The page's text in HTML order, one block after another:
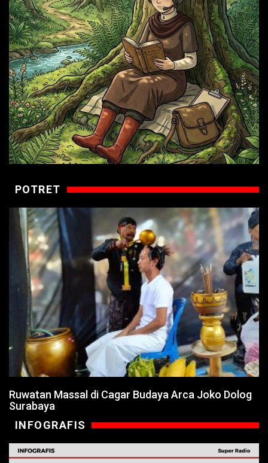
POTRET
Ruwatan Massal di Cagar Budaya Arca Joko Dolog
Surabaya
INFOGRAFIS